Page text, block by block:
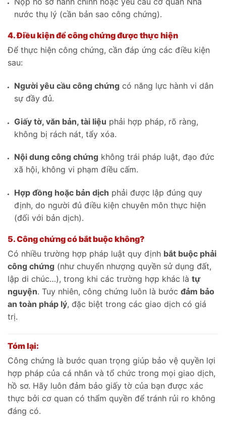
nước thụ lý (cần bản sao công chứng).
4. Điều kiện để công chứng được thực hiện
Để thực hiện công chứng, cần đáp ứng các điều kiện
sau:
Người yêu cầu công chứng có năng lực hành vi dân
sự đầy đủ.
Giấy tờ, văn bản, tài liệu phải hợp pháp, rõ ràng,
không bị rách nát, tẩy xóa.
Nội dung công chứng không trái pháp luật, đạo đức
xã hội, không vi phạm điều cấm.
Hợp đồng hoặc bản dịch phải được lập đúng quy
định, do người đủ điều kiện chuyên môn thực hiện
(đối với bản dịch).
5. Công chứng có bắt buộc không?
Có nhiều trường hợp pháp luật quy định bắt buộc phải
công chứng (như chuyển nhượng quyền sử dụng đất,
lập di chúc…), trong khi các trường hợp khác là tự
nguyện. Tuy nhiên, công chứng luôn là bước đảm bảo
an toàn pháp lý, đặc biệt trong các giao dịch có giá
trị.
Tóm lại:
Công chứng là bước quan trọng giúp bảo vệ quyền lợi
hợp pháp của cá nhân và tổ chức trong mọi giao dịch,
hồ sơ. Hãy luôn đảm bảo giấy tờ của bạn được xác
thực bởi cơ quan có thẩm quyền để tránh rủi ro không
đáng có.